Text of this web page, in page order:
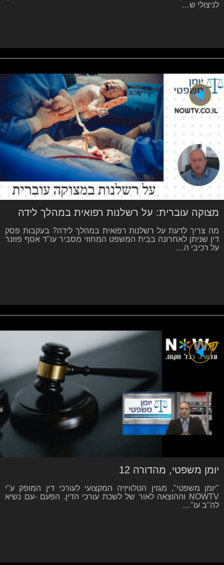
לניצולי ש…
מצוקה עוברית: על רשלנות רפואית במהלך לידה
מה צריך לדעת על רשלנות רפואית במהלך לידה? בעקבות פסק
דין שניתן לאחרונה בבית המשפט המחוזי מסביר עו"ד אסף פוזנר
על רכיבי ה…
יומן משפטי, מהדורה 12
"יומן משפטי", מגזין הטלוויזיה המקצועי לעורכי דין המופק ע"י
NOWTV וההוצאה לאור של לשכת עורכי הדין. הפעם -עם נשיא
לה"ב עו"…